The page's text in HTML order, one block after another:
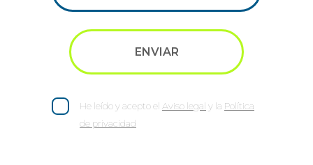
He leído y acepto el Aviso legal y la Política
de privacidad